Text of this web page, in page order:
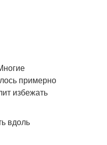
примерно
избежать
вдоль